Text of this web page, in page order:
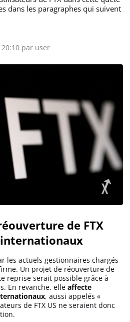
dans les paragraphes qui suivent
par user
de FTX
les actuels gestionnaires chargés
Un projet de réouverture de
reprise serait possible grâce à
En revanche, elle affecte
, aussi appelés «
de FTX US ne seraient donc